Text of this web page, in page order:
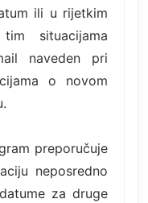
ili u rijetkim
situacijama
naveden pri
o novom
preporučuje
neposredno
za druge